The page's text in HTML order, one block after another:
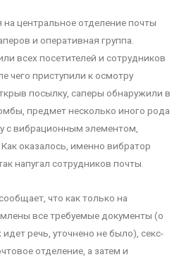
центральное отделение почты
и оперативная группа.
всех посетителей и сотрудников
чего приступили к осмотру
посылку, саперы обнаружили в
предмет несколько иного рода
с вибрационным элементом,
оказалось, именно вибратор
напугал сотрудников почты.
что как только на
все требуемые документы (о
речь, уточнено не было), секс-
отделение, а затем и